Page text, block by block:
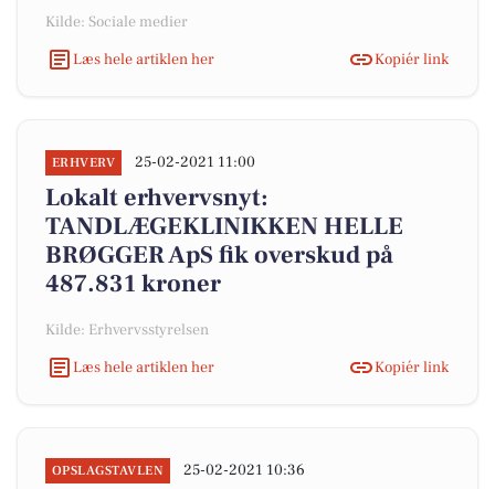
Kilde: Sociale medier
Læs hele artiklen her
Kopiér link
ERHVERV 25-02-2021 11:00
Lokalt erhvervsnyt:
TANDLÆGEKLINIKKEN HELLE
BRØGGER ApS fik overskud på
487.831 kroner
Kilde: Erhvervsstyrelsen
Læs hele artiklen her
Kopiér link
OPSLAGSTAVLEN 25-02-2021 10:36